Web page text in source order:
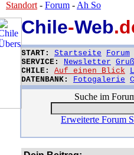
Chile-Web
START: Startseite Forum
SERVICE: Newsletter
CHILE: Auf einen Blick
DATENBANK: Fotogalerie
Standort - Forum - Ah So
Suche im
Erweiterte Forum